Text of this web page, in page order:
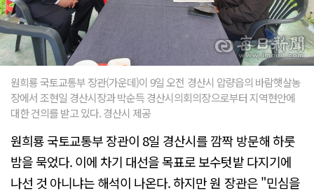
원희룡 국토교통부 장관(가운데)이 9일 오전 경산시 압량읍의 바람햇살농
장에서 조현일 경산시장과 박순득 경산시의회의장으로부터 지역현안에
대한 건의를 받고 있다. 경산시 제공
원희룡 국토교통부 장관이 8일 경산시를 깜짝 방문해 하룻
밤을 묵었다. 이에 차기 대선을 목표로 보수텃밭 다지기에
나선 것 아니냐는 해석이 나온다. 하지만 원 장관은 "민심을